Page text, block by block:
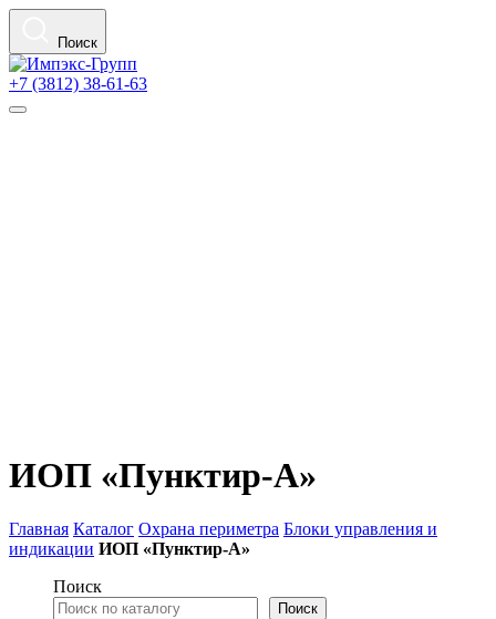
Поиск
+7 (3812) 38-61-63
ИОП «Пунктир-А»
Главная Каталог Охрана периметра Блоки управления и
индикации ИОП «Пунктир-А»
Поиск
Поиск